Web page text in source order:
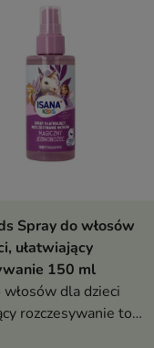
Dodaj do koszyka
Spray do włosów
ułatwiający
150 ml
włosów dla dzieci
rozczesywanie to
bez